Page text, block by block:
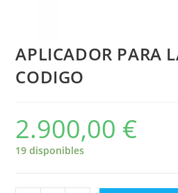
APLICADOR PARA
CODIGO
2.900,00 €
19 disponibles